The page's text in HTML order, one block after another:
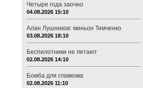
Четыре года заочно
04.08.2026 15:10
Алан Лушников: миньон Тимченко
03.08.2026 18:10
Беспилотники не летают
02.08.2026 14:10
Бомба для главкома
02.08.2026 11:10